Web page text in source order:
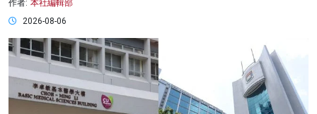
作者: 本社編輯部
2026-08-06